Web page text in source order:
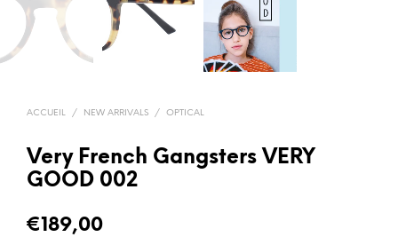
ACCUEIL / NEW ARRIVALS / OPTICAL
Very French Gangsters VERY
GOOD 002
€189,00